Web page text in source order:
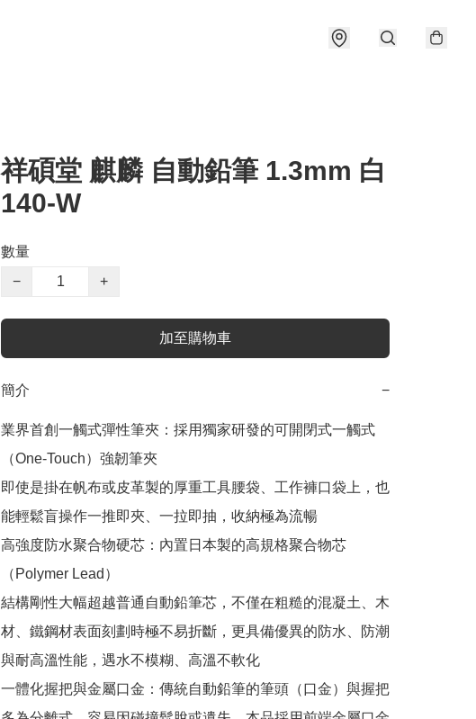
祥碩堂 麒麟 自動鉛筆 1.3mm 白
140-W
數量
−
+
加至購物車
簡介 −
業界首創一觸式彈性筆夾：採用獨家研發的可開閉式一觸式
（One-Touch）強韌筆夾
即使是掛在帆布或皮革製的厚重工具腰袋、工作褲口袋上，也
能輕鬆盲操作一推即夾、一拉即抽，收納極為流暢
高強度防水聚合物硬芯：內置日本製的高規格聚合物芯
（Polymer Lead）
結構剛性大幅超越普通自動鉛筆芯，不僅在粗糙的混凝土、木
材、鐵鋼材表面刻劃時極不易折斷，更具備優異的防水、防潮
與耐高溫性能，遇水不模糊、高溫不軟化
一體化握把與金屬口金：傳統自動鉛筆的筆頭（口金）與握把